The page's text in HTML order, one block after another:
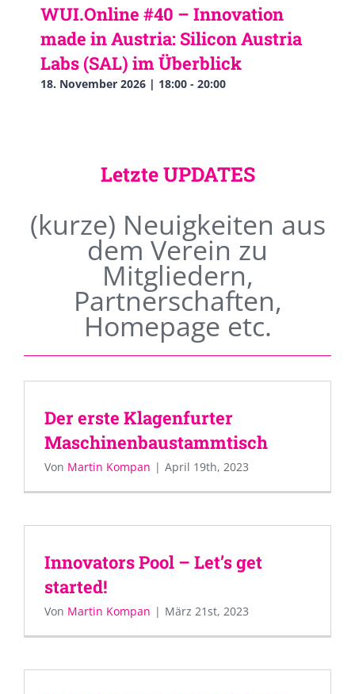
WUI.Online #40 – Innovation
made in Austria: Silicon Austria
Labs (SAL) im Überblick
18. November 2026 | 18:00 - 20:00
Letzte UPDATES
(kurze) Neuigkeiten aus
dem Verein zu
Mitgliedern,
Partnerschaften,
Homepage etc.
Der erste Klagenfurter
Maschinenbaustammtisch
Von Martin Kompan | April 19th, 2023
Innovators Pool – Let’s get
started!
Von Martin Kompan | März 21st, 2023